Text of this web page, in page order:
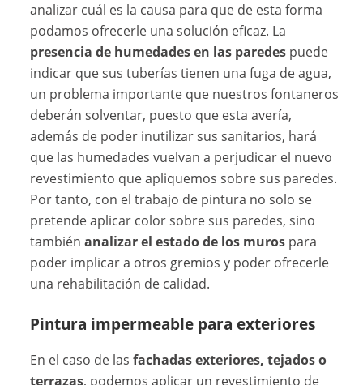
analizar cuál es la causa para que de esta forma
podamos ofrecerle una solución eficaz. La
presencia de humedades en las paredes puede
indicar que sus tuberías tienen una fuga de agua,
un problema importante que nuestros fontaneros
deberán solventar, puesto que esta avería,
además de poder inutilizar sus sanitarios, hará
que las humedades vuelvan a perjudicar el nuevo
revestimiento que apliquemos sobre sus paredes.
Por tanto, con el trabajo de pintura no solo se
pretende aplicar color sobre sus paredes, sino
tambiénanalizar el estado de los muros para
poder implicar a otros gremios y poder ofrecerle
una rehabilitación de calidad.
Pintura impermeable para exteriores
En el caso de lasfachadas exteriores, tejados o
terrazas, podemos aplicar un revestimiento de